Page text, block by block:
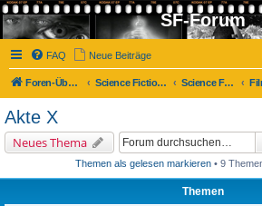
SF-Forum
FAQ Neue Beiträge
Foren-Übersicht Science Fiction-Forum Science Fiction, Fantasy und Co.
Akte X
Neues Thema
Themen als gelesen markieren • 9
Themen